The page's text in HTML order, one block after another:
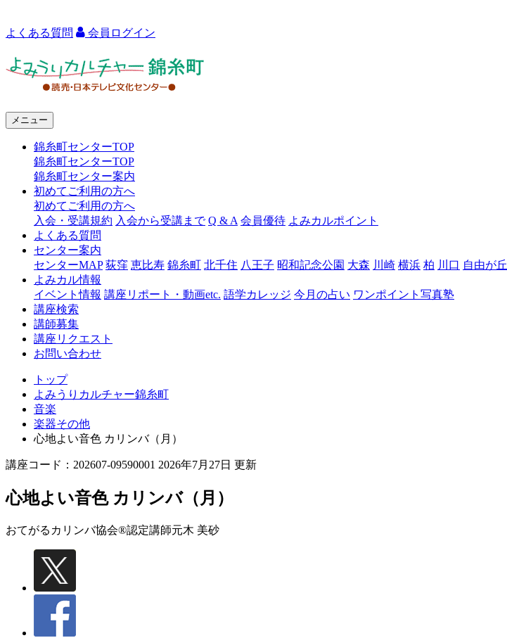
よくある質問 会員ログイン
ャ
錦
糸
メニュー
錦糸町センターTOP
錦糸町センターTOP
錦糸町センター案内
初めてご利用の方へ
初めてご利用の方へ
入会・受講規約 入会から受講まで Q & A 会員優待 よみカルポイント
よくある質問
センター案内
センターMAP 荻窪 恵比寿 錦糸町 北千住 八王子 昭和記念公園 大森 川崎 横浜 柏 川口 自由が丘
よみカル情報
イベント情報 講座リポート・動画etc. 語学カレッジ 今月の占い ワンポイント写真塾
講座検索
講師募集
講座リクエスト
お問い合わせ
トップ
よみうりカルチャー錦糸町
音楽
楽器その他
心地よい音色 カリンバ（月）
講座コード：202607-09590001 2026年7月27日 更新
心地よい音色 カリンバ（月）
おてがるカリンバ協会®認定講師元木 美砂